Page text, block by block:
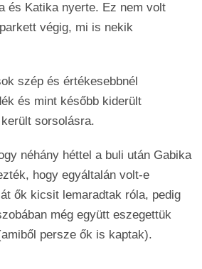
és Katika nyerte. Ez nem volt
végig, mi is nekik
szép és értékesebbnél
és mint később kiderült
sorsolásra.
néhány héttel a buli után Gabika
hogy egyáltalán volt-e
ők kicsit lemaradtak róla, pedig
még együtt eszegettük
persze ők is kaptak).